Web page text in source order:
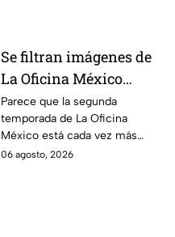
Se filtran imágenes de
La Oficina México
temporada 2 y un
detalle desata teorías
entre los fans
Parece que la segunda
temporada de La Oficina
México está cada vez más
cerca, pues el elenco ya se
06 agosto, 2026